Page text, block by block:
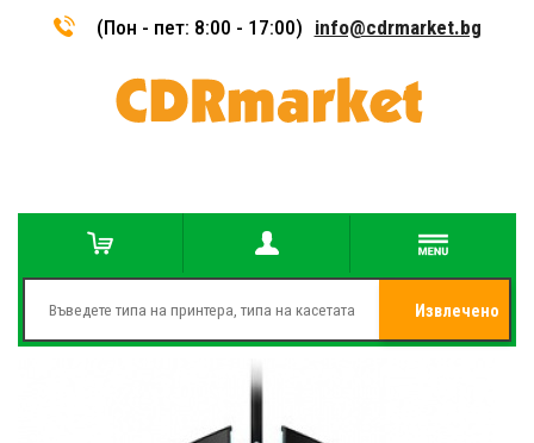
(Пон - пет: 8:00 - 17:00) info@cdrmarket.bg
Извлечено